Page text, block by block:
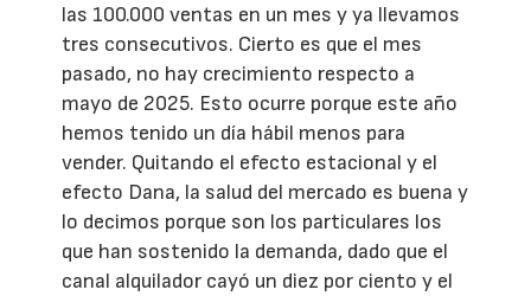
las 100.000 ventas en un mes y ya llevamos
tres consecutivos. Cierto es que el mes
pasado, no hay crecimiento respecto a
mayo de 2025. Esto ocurre porque este año
hemos tenido un día hábil menos para
vender. Quitando el efecto estacional y el
efecto Dana, la salud del mercado es buena y
lo decimos porque son los particulares los
que han sostenido la demanda, dado que el
canal alquilador cayó un diez por ciento y el